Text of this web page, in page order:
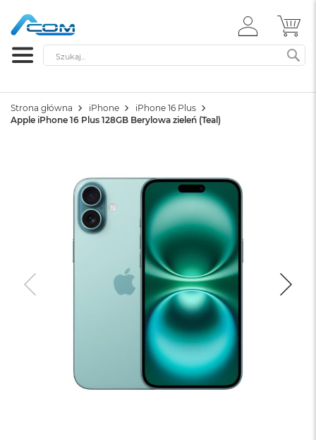
ZALOGUJ
SIĘ
Szukaj
Strona główna iPhone
iPhone 16 Plus
Apple iPhone 16 Plus 128GB Berylowa zieleń (Teal)